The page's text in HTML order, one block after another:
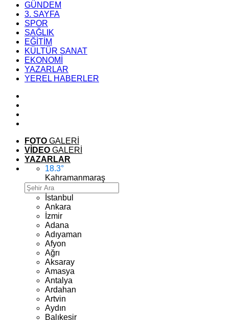
GÜNDEM
3. SAYFA
SPOR
SAĞLIK
EĞİTİM
KÜLTÜR SANAT
EKONOMİ
YAZARLAR
YEREL HABERLER
FOTO GALERİ
VİDEO GALERİ
YAZARLAR
18.3°
Kahramanmaraş
İstanbul
Ankara
İzmir
Adana
Adıyaman
Afyon
Ağrı
Aksaray
Amasya
Antalya
Ardahan
Artvin
Aydın
Balıkesir